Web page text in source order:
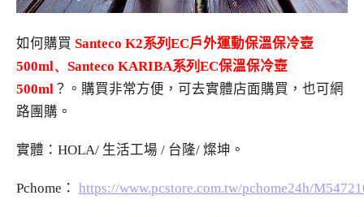
如何購買 Santeco K2系列EC戶外運動保溫保冷壺
500ml、Santeco KARIBA系列EC保溫保冷壺
500ml ？。購買非常方便，可去實體店面購買，也可網
路團購。
實體：HOLA/ 生活工場 / 台隆/ 燦坤。
Pchome： https://www.pcstore.com.tw/pchome24h/